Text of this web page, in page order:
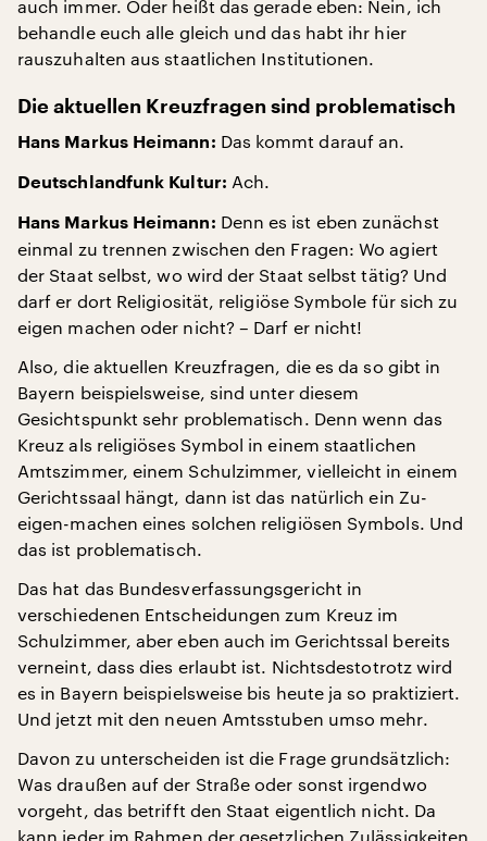
auch immer. Oder heißt das gerade eben: Nein, ich
behandle euch alle gleich und das habt ihr hier
rauszuhalten aus staatlichen Institutionen.
Die aktuellen Kreuzfragen sind problematisch
Hans Markus Heimann: Das kommt darauf an.
Deutschlandfunk Kultur: Ach.
Hans Markus Heimann: Denn es ist eben zunächst
einmal zu trennen zwischen den Fragen: Wo agiert
der Staat selbst, wo wird der Staat selbst tätig? Und
darf er dort Religiosität, religiöse Symbole für sich zu
eigen machen oder nicht? – Darf er nicht!
Also, die aktuellen Kreuzfragen, die es da so gibt in
Bayern beispielsweise, sind unter diesem
Gesichtspunkt sehr problematisch. Denn wenn das
Kreuz als religiöses Symbol in einem staatlichen
Amtszimmer, einem Schulzimmer, vielleicht in einem
Gerichtssaal hängt, dann ist das natürlich ein Zu-
eigen-machen eines solchen religiösen Symbols. Und
das ist problematisch.
Das hat das Bundesverfassungsgericht in
verschiedenen Entscheidungen zum Kreuz im
Schulzimmer, aber eben auch im Gerichtssal bereits
verneint, dass dies erlaubt ist. Nichtsdestotrotz wird
es in Bayern beispielsweise bis heute ja so praktiziert.
Und jetzt mit den neuen Amtsstuben umso mehr.
Davon zu unterscheiden ist die Frage grundsätzlich:
Was draußen auf der Straße oder sonst irgendwo
vorgeht, das betrifft den Staat eigentlich nicht. Da
kann jeder im Rahmen der gesetzlichen Zulässigkeiten